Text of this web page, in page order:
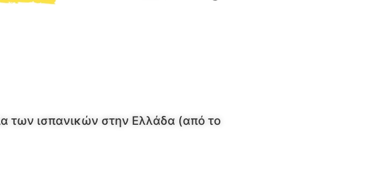
των ισπανικών στην Ελλάδα (από το